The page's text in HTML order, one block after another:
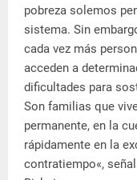
pobreza solemos
sistema. Sin
cada vez más
acceden a
dificultades para
Son familias que
permanente, en la
rápidamente en la
contratiempo«,